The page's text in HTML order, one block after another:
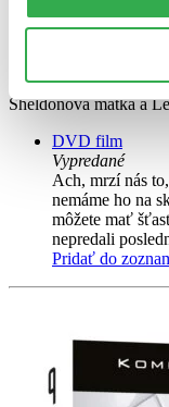
Teorie
Po konci deváté série
Sheldonova matka a
DVD film
Vypredané
Ach, mrzí nás
nemáme ho na
môžete mať
nepredali
Pridať do